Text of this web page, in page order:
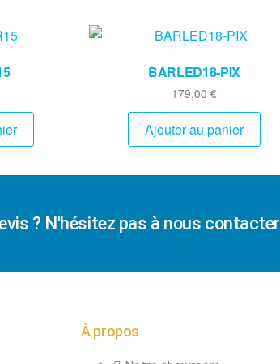
BARLED18-PIX
179,00 €
Ajouter au panier
? N'hésitez pas à nous contacter
À propos